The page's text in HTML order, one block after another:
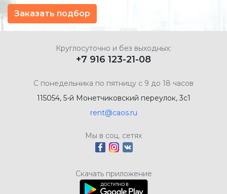
Заказать подбор
Круглосуточно и без выходных:
+7 916 123-21-08
С понедельника по пятницу с 9 до 18 часов
115054, 5-й Монетчиковский переулок, 3с1
rent@caos.ru
Мы в соц. сетях
Скачать приложение